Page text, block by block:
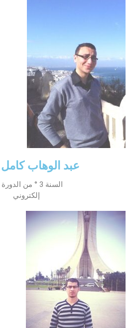
الشهادات
نماذج ما بعد التدرج
ميثاق الأداب والأخلاقيات
عبد الوهاب كامل
السنة 3 ° من الدورة 2 °
إلكتروني